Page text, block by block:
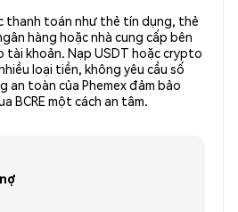
thanh toán như thẻ tín dụng, thẻ
hàng hoặc nhà cung cấp bên
tài khoản. Nạp USDT hoặc crypto
loại tiền, không yêu cầu số
an toàn của Phemex đảm bảo
BCRE một cách an tâm.